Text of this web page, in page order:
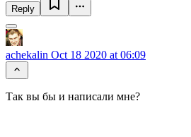
Reply
achekalin Oct 18 2020 at 06:09
Так вы бы и написали мне?